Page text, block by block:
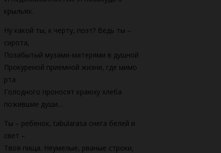
крыльях.
Ну какой ты, к черту, поэт? Ведь ты –
сирота,
Позабытый музами-матерями в душной
Прокуреной приемной жизни, где мимо
рта
Голодного проносят краюху хлеба
пожившие души…
Ты – ребенок, tabularasa снега белей и
свет –
Твоя пища. Неумелые, рваные строки,